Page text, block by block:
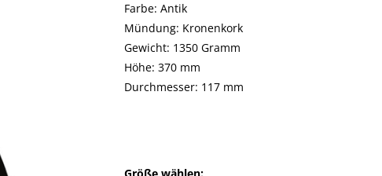
Farbe: Antik
Mündung: Kronenkork
Gewicht: 1350 Gramm
Höhe: 370 mm
Durchmesser: 117 mm